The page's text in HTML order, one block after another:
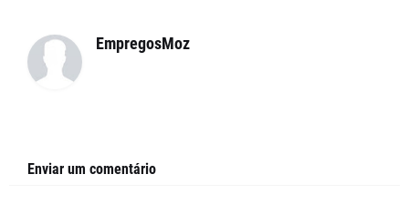
EmpregosMoz
Enviar um comentário